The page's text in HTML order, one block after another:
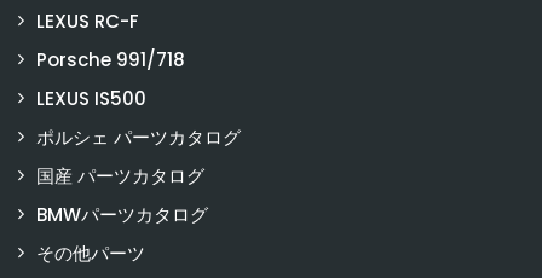
LEXUS RC-F
Porsche 991/718
LEXUS IS500
ポルシェ パーツカタログ
国産 パーツカタログ
BMWパーツカタログ
その他パーツ